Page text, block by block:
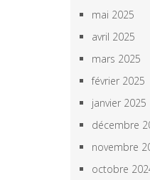
mai 2025
avril 2025
mars 2025
février 2025
janvier 2025
décembre
novembre
octobre